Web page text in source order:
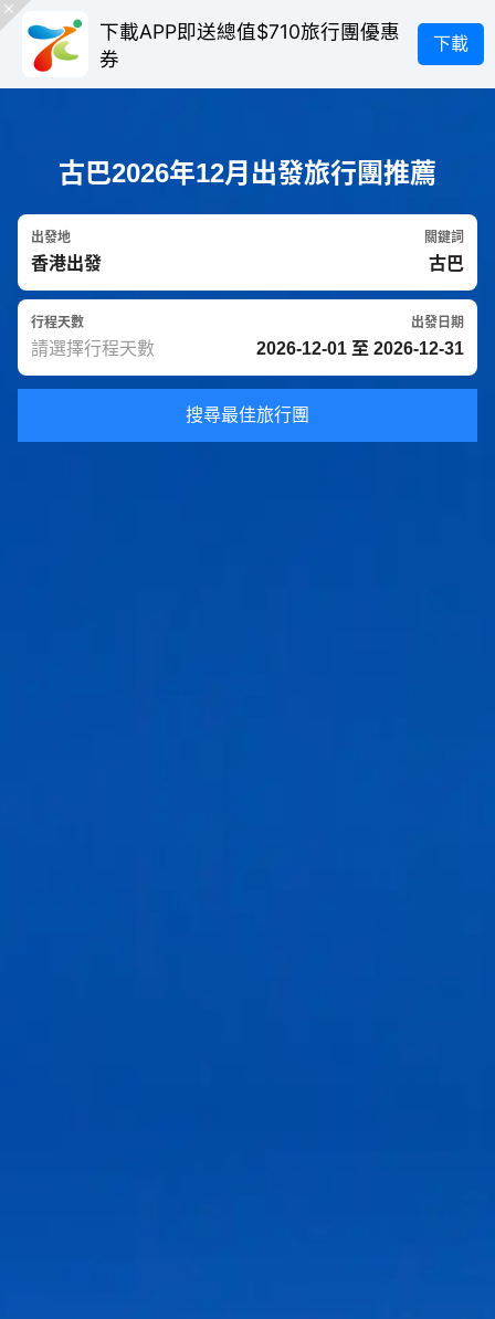
下載APP即送總值$710旅行團優惠
券
下載
古巴2026年12月出發旅行團推薦
出發地 關鍵詞
出發日期
行程天數
搜尋最佳旅行團